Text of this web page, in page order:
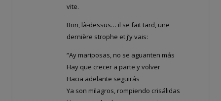
vite.
Bon, là-dessus… il se fait tard, une
dernière strophe et j’y vais:
“Ay mariposas, no se aguanten más
Hay que crecer a parte y volver
Hacia adelante seguirás
Ya son milagros, rompiendo crisálidas